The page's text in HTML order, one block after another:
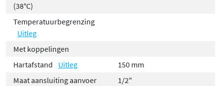
(38°C)
Temperatuurbegrenzing
Uitleg
Met koppelingen
Hartafstand
Uitleg
150 mm
Maat aansluiting aanvoer
1/2"